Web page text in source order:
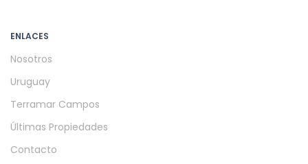
ENLACES
Nosotros
Uruguay
Terramar Campos
Últimas Propiedades
Contacto